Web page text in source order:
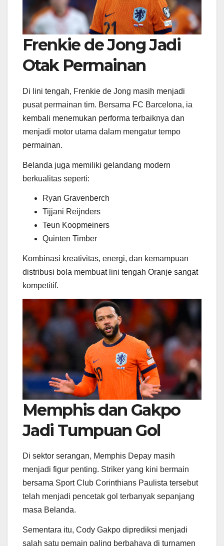
Frenkie de Jong Jadi
Otak Permainan
Di lini tengah, Frenkie de Jong masih menjadi
pusat permainan tim. Bersama FC Barcelona, ia
kembali menemukan performa terbaiknya dan
menjadi motor utama dalam mengatur tempo
permainan.
Belanda juga memiliki gelandang modern
berkualitas seperti:
Ryan Gravenberch
Tijjani Reijnders
Teun Koopmeiners
Quinten Timber
Kombinasi kreativitas, energi, dan kemampuan
distribusi bola membuat lini tengah Oranje sangat
kompetitif.
Memphis dan Gakpo
Jadi Tumpuan Gol
Di sektor serangan, Memphis Depay masih
menjadi figur penting. Striker yang kini bermain
bersama Sport Club Corinthians Paulista tersebut
telah menjadi pencetak gol terbanyak sepanjang
masa Belanda.
Sementara itu, Cody Gakpo diprediksi menjadi
salah satu pemain paling berbahaya di turnamen